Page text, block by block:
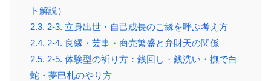
ト解説）
2.3. 2-3. 立身出世・自己成長のご縁を呼ぶ考え方
2.4. 2-4. 良縁・芸事・商売繁盛と弁財天の関係
2.5. 2-5. 体験型の祈り方：銭回し・銭洗い・撫で白
蛇・夢巳札のやり方